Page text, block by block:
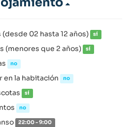
02 hasta 12 años) sí
(menores que 2 años) sí
no
en la habitación no
sí
no
22:00 - 9:00